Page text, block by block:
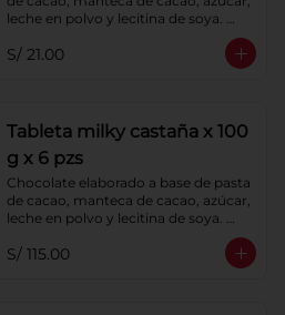
leche en polvo y lecitina de soya.
Agregado: Castañas. Porcentaje de
Cacao: 40%
S/ 21.00
Tableta milky castaña x 100
g x 6 pzs
Chocolate elaborado a base de pasta
de cacao, manteca de cacao, azúcar,
leche en polvo y lecitina de soya.
Agregado: Castañas. Porcentaje de
Cacao: 40%
S/ 115.00